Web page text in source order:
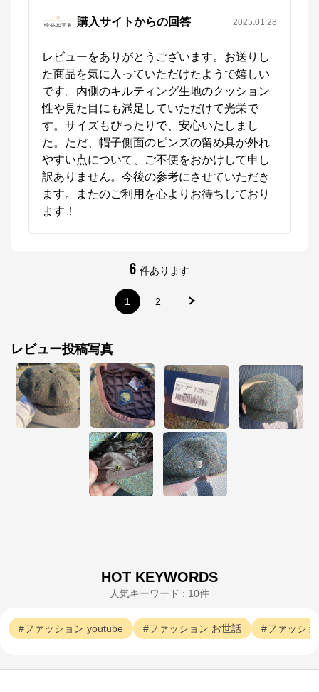
購入サイトからの回答 2025.01.28
レビューをありがとうございます。お送りし
た商品を気に入っていただけたようで嬉しい
です。内側のキルティング生地のクッション
性や見た目にも満足していただけて光栄で
す。サイズもぴったりで、安心いたしまし
た。ただ、帽子側面のピンズの留め具が外れ
やすい点について、ご不便をおかけして申し
訳ありません。今後の参考にさせていただき
ます。またのご利用を心よりお待ちしており
ます！
6 件あります
1 2
レビュー投稿写真
HOT KEYWORDS
人気キーワード : 10件
ファッション youtube ファッション お世話 ファッショ